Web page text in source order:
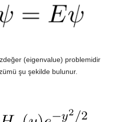
(eigenvalue) problemidir
şu şekilde bulunur.